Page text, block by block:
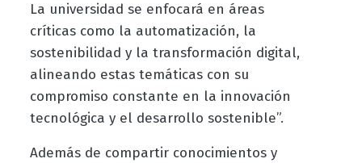
La universidad se enfocará en áreas
críticas como la automatización, la
sostenibilidad y la transformación digital,
alineando estas temáticas con su
compromiso constante en la innovación
tecnológica y el desarrollo sostenible”.
Además de compartir conocimientos y